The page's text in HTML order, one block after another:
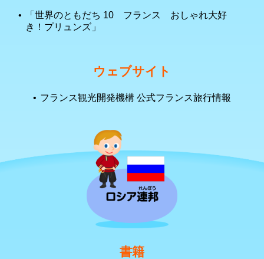
「世界のともだち 10 フランス おしゃれ大好
き！プリュンズ」
ウェブサイト
フランス観光開発機構 公式フランス旅行情報
書籍